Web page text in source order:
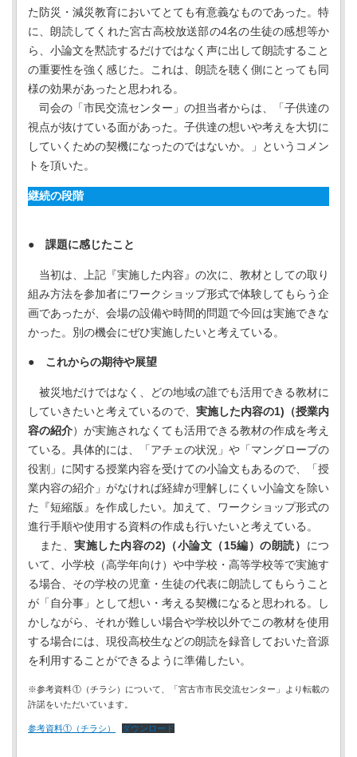
た防災・減災教育においてとても有意義なものであった。特
に、朗読してくれた宮古高校放送部の4名の生徒の感想等か
ら、小論文を黙読するだけではなく声に出して朗読すること
の重要性を強く感じた。これは、朗読を聴く側にとっても同
様の効果があったと思われる。
司会の「市民交流センター」の担当者からは、「子供達の
視点が抜けている面があった。子供達の想いや考えを大切に
していくための契機になったのではないか。」というコメン
トを頂いた。
継続の段階
● 課題に感じたこと
当初は、上記『実施した内容』の次に、教材としての取り
組み方法を参加者にワークショップ形式で体験してもらう企
画であったが、会場の設備や時間的問題で今回は実施できな
かった。別の機会にぜひ実施したいと考えている。
● これからの期待や展望
被災地だけではなく、どの地域の誰でも活用できる教材に
していきたいと考えているので、 実施した内容の1)（授業内
容の紹介）が実施されなくても活用できる教材の作成を考え
ている。具体的には、「アチェの状況」や「マングローブの
役割」に関する授業内容を受けての小論文もあるので、「授
業内容の紹介」がなければ経緯が理解しにくい小論文を除い
た『短縮版』を作成したい。加えて、ワークショップ形式の
進行手順や使用する資料の作成も行いたいと考えている。
また、実施した内容の2)（小論文（15編）の朗読） につ
いて、小学校（高学年向け）や中学校・高等学校等で実施す
る場合、その学校の児童・生徒の代表に朗読してもらうこと
が「自分事」として想い・考える契機になると思われる。し
かしながら、それが難しい場合や学校以外でこの教材を使用
する場合には、現役高校生などの朗読を録音しておいた音源
を利用することができるように準備したい。
※参考資料①（チラシ）について、「宮古市市民交流センター」より転載の
許諾をいただいています。
参考資料①（チラシ） ダウンロード